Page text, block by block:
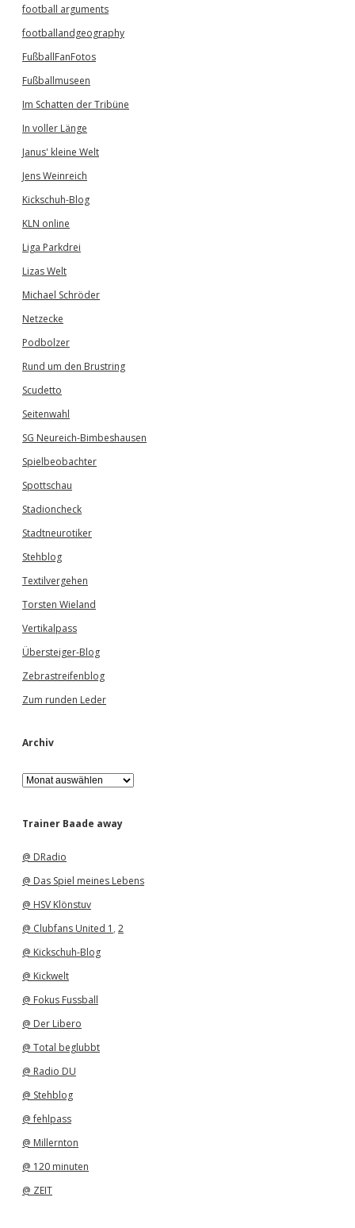
football arguments
footballandgeography
FußballFanFotos
Fußballmuseen
Im Schatten der Tribüne
In voller Länge
Janus' kleine Welt
Jens Weinreich
Kickschuh-Blog
KLN online
Liga Parkdrei
Lizas Welt
Michael Schröder
Netzecke
Podbolzer
Rund um den Brustring
Scudetto
Seitenwahl
SG Neureich-Bimbeshausen
Spielbeobachter
Spottschau
Stadioncheck
Stadtneurotiker
Stehblog
Textilvergehen
Torsten Wieland
Vertikalpass
Übersteiger-Blog
Zebrastreifenblog
Zum runden Leder
Archiv
A
r
h
Trainer Baade away
@ DRadio
@ Das Spiel meines Lebens
@ HSV Klönstuv
@ Clubfans United 1 , 2
@ Kickschuh-Blog
@ Kickwelt
@ Fokus Fussball
@ Der Libero
@ Total beglubbt
@ Radio DU
@ Stehblog
@ fehlpass
@ Millernton
@ 120 minuten
@ ZEIT